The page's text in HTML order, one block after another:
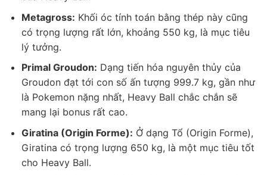
Metagross: Khối óc tính toán bằng thép này cũng
có trọng lượng rất lớn, khoảng 550 kg, là mục tiêu
lý tưởng.
Primal Groudon: Dạng tiến hóa nguyên thủy của
Groudon đạt tới con số ấn tượng 999.7 kg, gần như
là Pokemon nặng nhất, Heavy Ball chắc chắn sẽ
mang lại bonus rất cao.
Giratina (Origin Forme): Ở dạng Tổ (Origin Forme),
Giratina có trọng lượng 650 kg, là một mục tiêu tốt
cho Heavy Ball.